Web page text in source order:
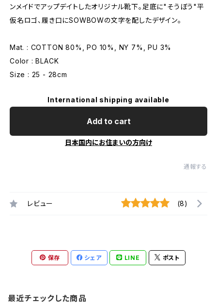
ンメイドでアップデイトしたオリジナル靴下。足底に"そうぼう"平
仮名ロゴ、履き口にSOWBOWの文字を配したデザイン。
Mat. : COTTON 80%, PO 10%, NY 7%, PU 3%
Color : BLACK
Size : 25 - 28cm
International shipping available
Add to cart
日本国内にお住まいの方向け
通報する
レビュー (8)
保存 シェア LINE ポスト
最近チェックした商品